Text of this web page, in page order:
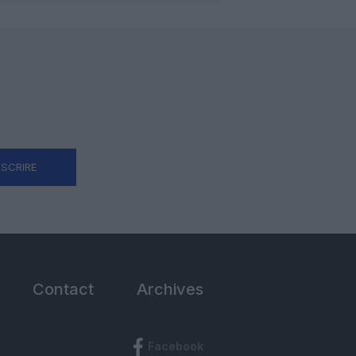
Contact Archives